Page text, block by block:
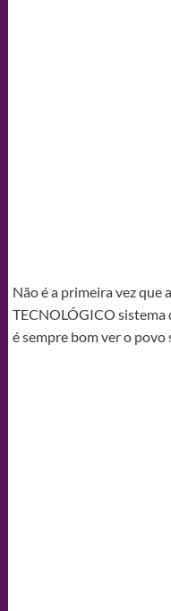
Não é a primeira vez que
TECNOLÓGICO sistema
é sempre bom ver o